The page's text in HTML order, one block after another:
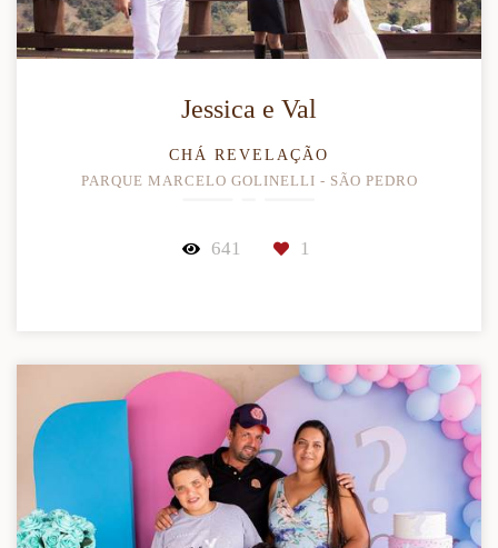
Jessica e Val
CHÁ REVELAÇÃO
PARQUE MARCELO GOLINELLI - SÃO PEDRO
641 1